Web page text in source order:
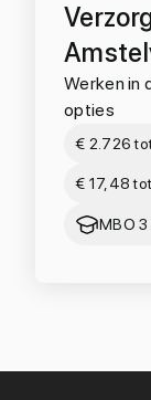
Werken in
opties
€ 2.726
€ 17,48
MBO